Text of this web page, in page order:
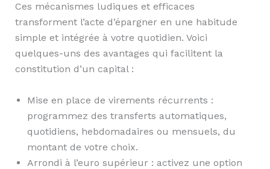
Ces mécanismes ludiques et efficaces
transforment l’acte d’épargner en une habitude
simple et intégrée à votre quotidien. Voici
quelques-uns des avantages qui facilitent la
constitution d’un capital :
Mise en place de virements récurrents :
programmez des transferts automatiques,
quotidiens, hebdomadaires ou mensuels, du
montant de votre choix.
Arrondi à l’euro supérieur : activez une option